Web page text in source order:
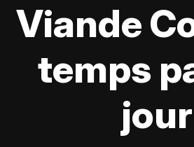
Viande
temps
jour